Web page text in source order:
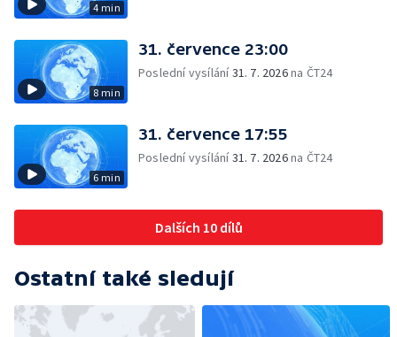
4 min
8 min
31. července 23:00
Poslední vysílání31. 7. 2026na ČT24
6 min
31. července 17:55
Poslední vysílání31. 7. 2026na ČT24
Dalších 10 dílů
Ostatní také sledují